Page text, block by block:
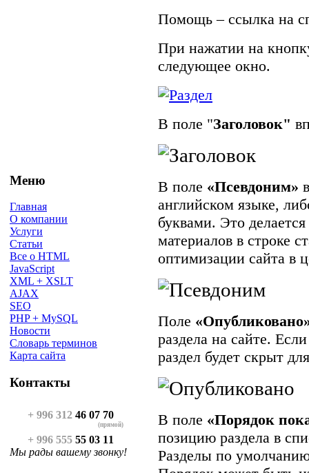
Меню
Главная
О компании
Услуги
Статьи
Все о HTML
JavaScript
XML + XSLT
AJAX
SEO
PHP + MySQL
Новости
Словарь терминов
Карта сайта
Контакты
+ 996 312 46 07 70
(прямой)
+ 996 555 55 03 11
Мы рады вашему звонку!
Помощь – ссылка на
При нажатии на
следующее окно.
В поле "Заголовок"
В поле «Псевдоним»
английском языке,
буквами. Это
материалов в строке
оптимизации сайта в
Поле
раздела на сайте.
раздел будет скрыт
В поле «Порядок
позицию раздела в
Разделы по